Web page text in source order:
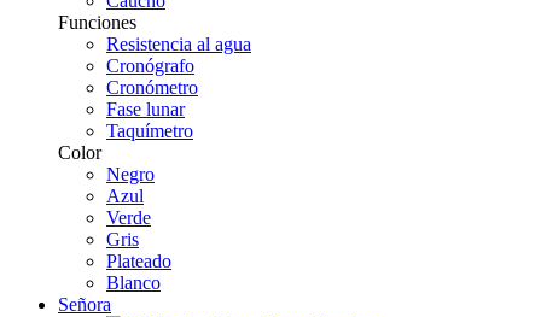
Funciones
Resistencia al agua
Cronógrafo
Cronómetro
Fase lunar
Taquímetro
Color
Negro
Azul
Verde
Gris
Plateado
Blanco
Señora